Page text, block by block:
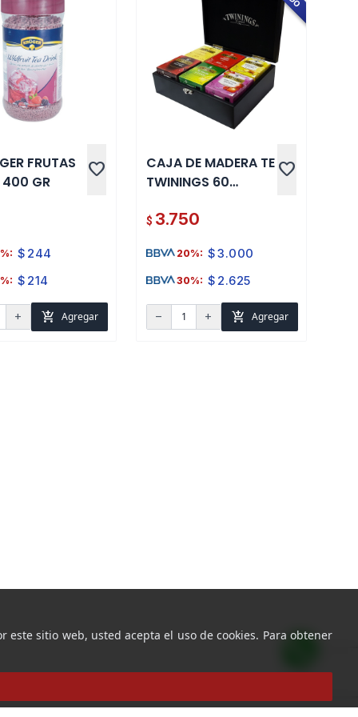
FRUTAS
400 GR
favorite
$ 244
$ 214
add add_shopping_cart Agregar
CAJA DE MADERA TE
TWININGS 60
favorite
$ 3.750
20%: $3.000
30%: $ 2.625
remove add add_shopping_cart Agregar
sitio web, usted acepta el uso de cookies. Para obtener